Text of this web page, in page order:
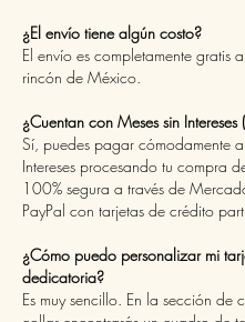
¿El envío tiene algún costo?
El envío es completamente gratis
rincón de México.
¿Cuentan con Meses sin Intereses
Sí, puedes pagar cómodamente a
Intereses procesando tu compra
100% segura a través de
PayPal con tarjetas de crédito
¿Cómo puedo personalizar mi
dedicatoria?
Es muy sencillo. En la sección de